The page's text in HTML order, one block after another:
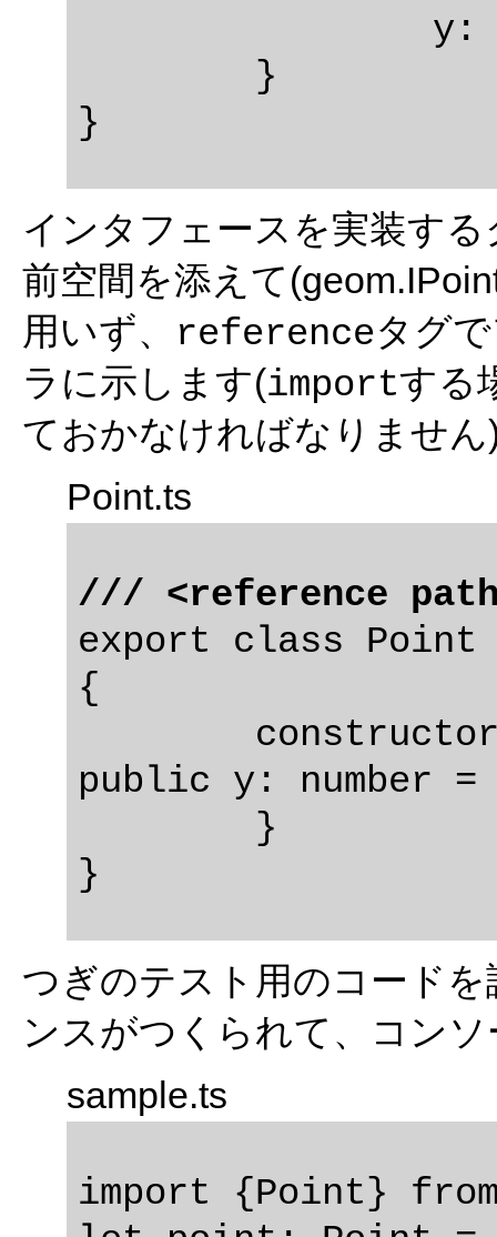
インタフェースを実装す
前空間を添えて
用いず、
referenceタグ
ラに示します(importする
ておかなければなりません
Point.ts
/// <reference
export class Point
{
public y: number
つぎのテスト用のコード
ンスがつくられて、コン
sample.ts
import {Point}